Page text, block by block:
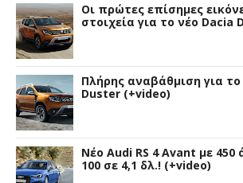
Οι πρώτες επίσημες
στοιχεία για το νέο Dacia
Πλήρης αναβάθμιση για το
Duster (+video)
Νέο Audi RS 4 Avant με 450
100 σε 4,1 δλ.! (+video)